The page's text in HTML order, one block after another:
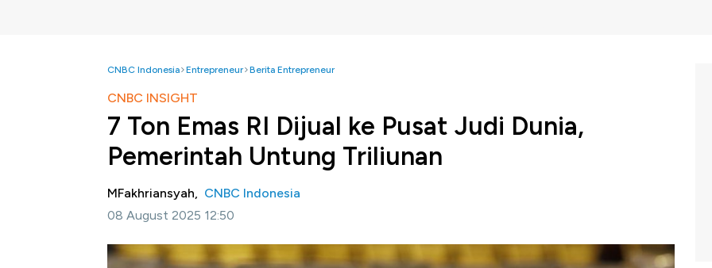
CNBC Indonesia Entrepreneur Berita Entrepreneur
CNBC INSIGHT
7 Ton Emas RI Dijual ke Pusat Judi Dunia,
Pemerintah Untung Triliunan
MFakhriansyah, CNBC Indonesia
08 August 2025 12:50